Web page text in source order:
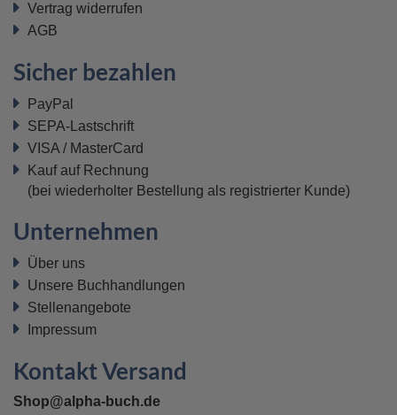
Vertrag widerrufen
AGB
Sicher bezahlen
PayPal
SEPA-Lastschrift
VISA / MasterCard
Kauf auf Rechnung
(bei wiederholter Bestellung als registrierter Kunde)
Unternehmen
Über uns
Unsere Buchhandlungen
Stellenangebote
Impressum
Kontakt Versand
Shop@alpha-buch.de